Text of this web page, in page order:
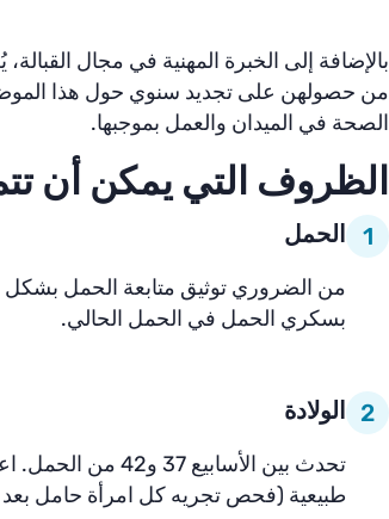
بالإضافة إلى الخبرة المهنية في مجال
من حصولهن على تجديد سنوي حول هذا
الصحة في الميدان والعمل بموجبها.
الظروف التي يمكن أن
1 الحمل
من الضروري توثيق متابعة الحمل
بسكري الحمل في الحمل الحالي.
2 الولادة
طبيعية (فحص تجريه كل امرأة حامل بعد